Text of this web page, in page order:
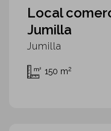
Local
Jumilla
Jumilla
150 m2